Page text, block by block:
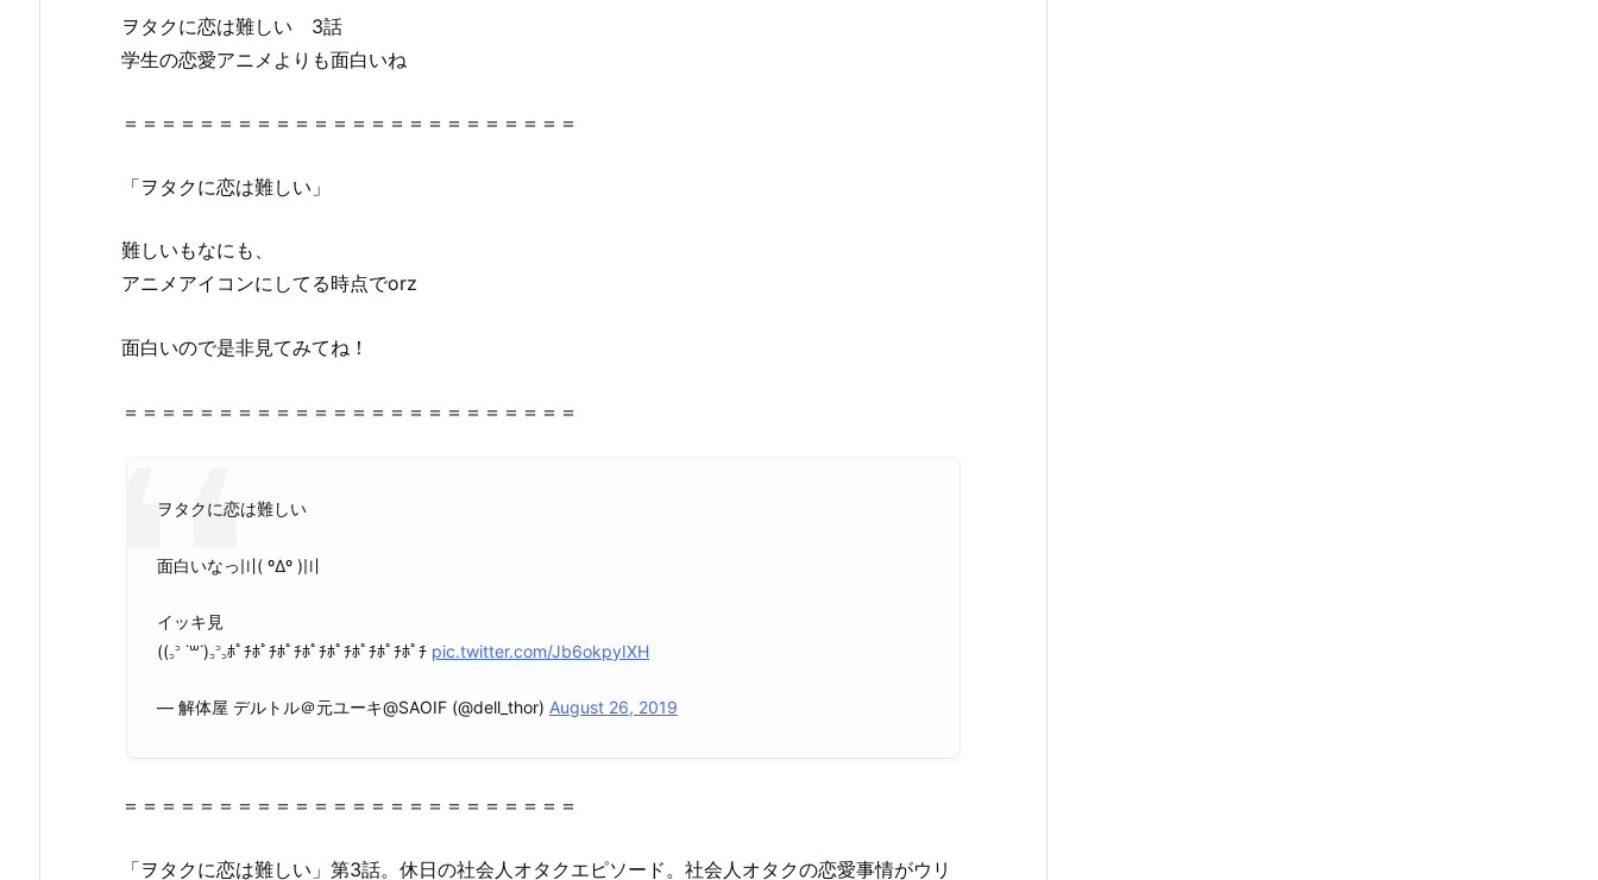
Ｄ
a
l
m
o
F
２
る？
1.
タ
ク
恋
し
1
ヲタクに恋は難しい 3話
学生の恋愛アニメよりも面白いね
＝＝＝＝＝＝＝＝＝＝＝＝＝＝＝＝＝＝＝＝＝＝＝＝
「ヲタクに恋は難しい」
難しいもなにも、
アニメアイコンにしてる時点でorz
面白いので是非見てみてね！
＝＝＝＝＝＝＝＝＝＝＝＝＝＝＝＝＝＝＝＝＝＝＝＝
ヲタクに恋は難しい
面白いなっ〣( ºΔº )〣
イッキ見
((꜆꜄ ˙꒳˙)꜆꜄꜆ﾎﾟﾁﾎﾟﾁﾎﾟﾁﾎﾟﾁﾎﾟﾁﾎﾟﾁﾎﾟﾁﾎﾟﾁ pic.twitter.com/Jb6okpyIXH
— 解体屋 デルトル＠元ユーキ@SAOIF (@dell_thor) August 26, 2019
＝＝＝＝＝＝＝＝＝＝＝＝＝＝＝＝＝＝＝＝＝＝＝＝
「ヲタクに恋は難しい」第3話。休日の社会人オタクエピソード。社会人オタクの恋愛事情がウリ